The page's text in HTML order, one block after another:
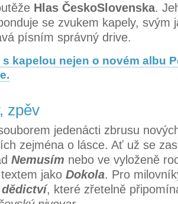
Hlas ČeskoSlovenska.
se zvukem kapely, svým
písním správný drive.
kapelou nejen o novém albu
zpěv
jedenácti zbrusu
zejména o lásce. Ať už se
Nemusím nebo ve vyloženě
jako Dokola. Pro
dědictví, které zřetelně